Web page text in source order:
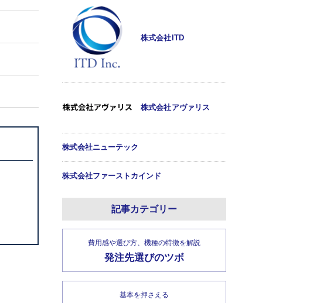
株式会社ITD
株式会社アヴァリス
株式会社ニューテック
株式会社ファーストカインド
記事カテゴリー
費用感や選び方、機種の特徴を解説
発注先選びのツボ
基本を押さえる